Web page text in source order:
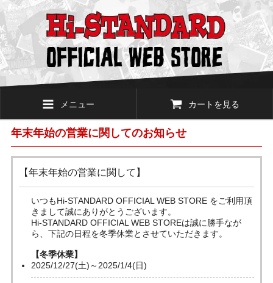
メニュー カートを見る
年末年始の営業に関してのお知らせ
【年末年始の営業に関して】
いつもHi-STANDARD OFFICIAL WEB STORE をご利用頂
きまして誠にありがとうございます。
Hi-STANDARD OFFICIAL WEB STOREは誠に勝手なが
ら、下記の日程を冬季休業とさせていただきます。
【冬季休業】
2025/12/27(土)～2025/1/4(日)